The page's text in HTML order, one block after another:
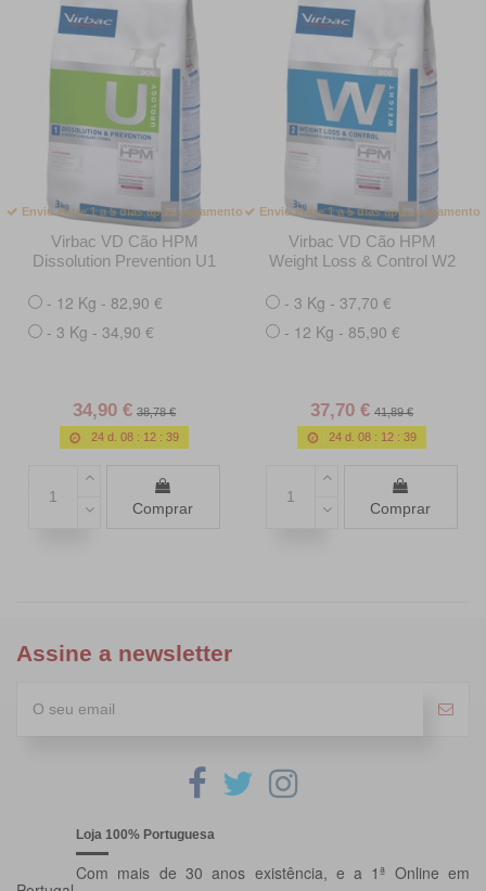
Envio entre 1 a 5 dias após pagamento
Virbac VD Cão HPM
Dissolution Prevention U1
- 12 Kg - 82,90 €
- 3 Kg - 34,90 €
34,90 € 38,78 €
24 d. 08 : 12 :38
Comprar
Envio entre 1 a 5 dias após pagamento
Virbac VD Cão HPM
Weight Loss & Control W2
- 3 Kg - 37,70 €
- 12 Kg - 85,90 €
37,70 € 41,89 €
24 d. 08 : 12 :38
Comprar
Assine a newsletter
Loja 100% Portuguesa
Com mais de 30 anos existência, e a 1ª Online em